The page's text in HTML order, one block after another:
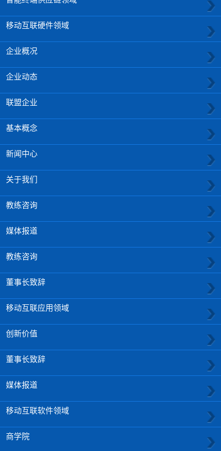
移动互联硬件领域
企业概况
企业动态
联盟企业
基本概念
新闻中心
关于我们
教练咨询
媒体报道
教练咨询
董事长致辞
移动互联应用领域
创新价值
董事长致辞
媒体报道
移动互联软件领域
商学院